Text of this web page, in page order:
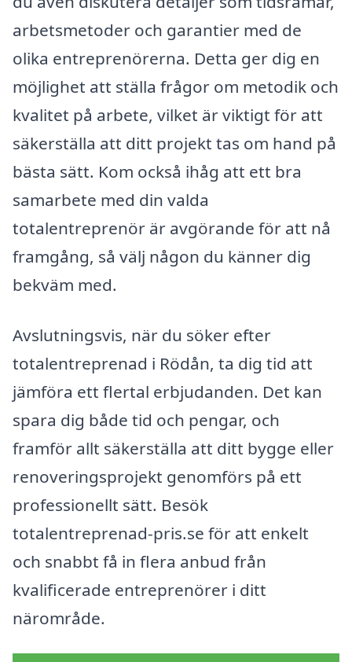
arbetsmetoder och garantier med de
olika entreprenörerna. Detta ger dig en
möjlighet att ställa frågor om metodik och
kvalitet på arbete, vilket är viktigt för att
säkerställa att ditt projekt tas om hand på
bästa sätt. Kom också ihåg att ett bra
samarbete med din valda
totalentreprenör är avgörande för att nå
framgång, så välj någon du känner dig
bekväm med.
Avslutningsvis, när du söker efter
totalentreprenad i Rödån, ta dig tid att
jämföra ett flertal erbjudanden. Det kan
spara dig både tid och pengar, och
framför allt säkerställa att ditt bygge eller
renoveringsprojekt genomförs på ett
professionellt sätt. Besök
totalentreprenad-pris.se för att enkelt
och snabbt få in flera anbud från
kvalificerade entreprenörer i ditt
närområde.